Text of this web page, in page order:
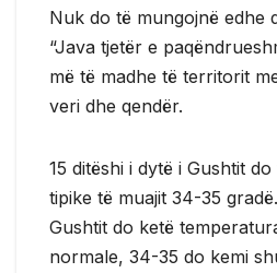
Nuk do të mungojnë edhe
“Java tjetër e
më të madhe të territorit
veri dhe qendër.
15 ditëshi i dytë i Gushtit
tipike të muajit 34-35
Gushtit do ketë
normale, 34-35 do kemi